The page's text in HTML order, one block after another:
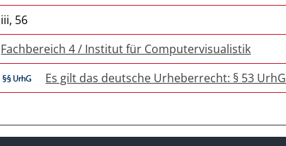
iii, 56
Fachbereich 4 / Institut für Computervisualistik
Es gilt das deutsche Urheberrecht: § 53 UrhG